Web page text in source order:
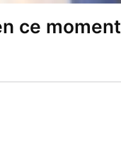
ce moment